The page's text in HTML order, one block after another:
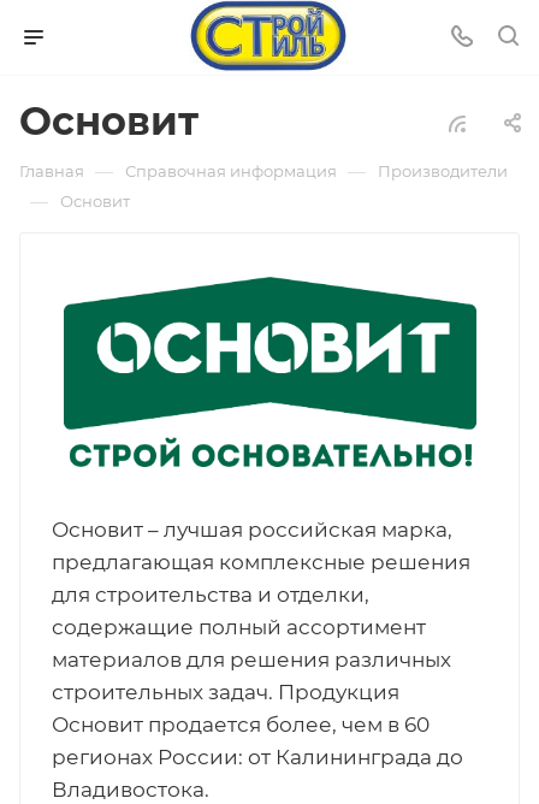
Основит
Главная — Справочная информация — Производители
— Основит
Основит – лучшая российская марка,
предлагающая комплексные решения
для строительства и отделки,
содержащие полный ассортимент
материалов для решения различных
строительных задач. Продукция
Основит продается более, чем в 60
регионах России: от Калининграда до
Владивостока.